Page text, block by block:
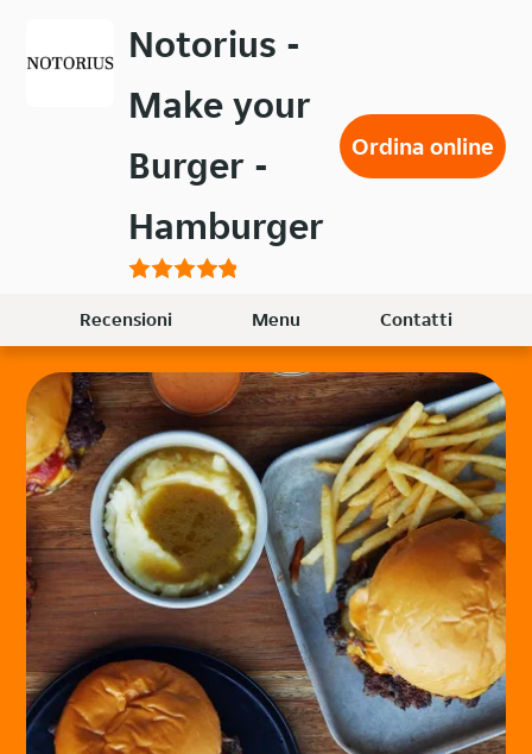
contenuto
Notorius -
Make your
Burger -
Hamburger
Ordina online
Recensioni Menu Contatti